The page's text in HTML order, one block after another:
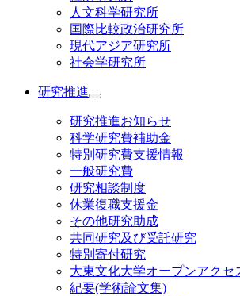
人文科学研究所
国際比較政治研究所
現代アジア研究所
社会学研究所
研究推進
研究推進お知らせ
科学研究費補助金
特別研究費支援情報
一般研究費
研究相談制度
休業復職支援金
その他研究助成
共同研究及び受託研究
特別寄付研究
大東文化大学オープンアクセ
紀要(学術論文集)